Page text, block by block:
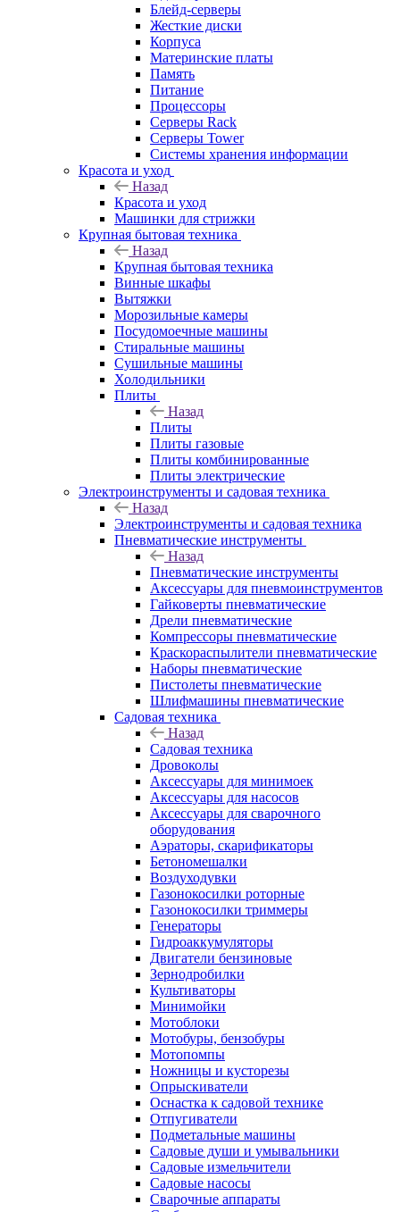
Блейд-серверы
Жесткие диски
Корпуса
Материнские платы
Память
Питание
Процессоры
Серверы Rack
Серверы Tower
Системы хранения информации
Красота и уход
Назад
Красота и уход
Машинки для стрижки
Крупная бытовая техника
Назад
Крупная бытовая техника
Винные шкафы
Вытяжки
Морозильные камеры
Посудомоечные машины
Стиральные машины
Сушильные машины
Холодильники
Плиты
Назад
Плиты
Плиты газовые
Плиты комбинированные
Плиты электрические
Электроинструменты и садовая техника
Назад
Электроинструменты и садовая техника
Пневматические инструменты
Назад
Пневматические инструменты
Аксессуары для пневмоинструментов
Гайковерты пневматические
Дрели пневматические
Компрессоры пневматические
Краскораспылители пневматические
Наборы пневматические
Пистолеты пневматические
Шлифмашины пневматические
Садовая техника
Назад
Садовая техника
Дровоколы
Аксессуары для минимоек
Аксессуары для насосов
Аксессуары для сварочного
оборудования
Аэраторы, скарификаторы
Бетономешалки
Воздуходувки
Газонокосилки роторные
Газонокосилки триммеры
Генераторы
Гидроаккумуляторы
Двигатели бензиновые
Зернодробилки
Культиваторы
Минимойки
Мотоблоки
Мотобуры, бензобуры
Мотопомпы
Ножницы и кусторезы
Опрыскиватели
Оснастка к садовой технике
Отпугиватели
Подметальные машины
Садовые души и умывальники
Садовые измельчители
Садовые насосы
Сварочные аппараты